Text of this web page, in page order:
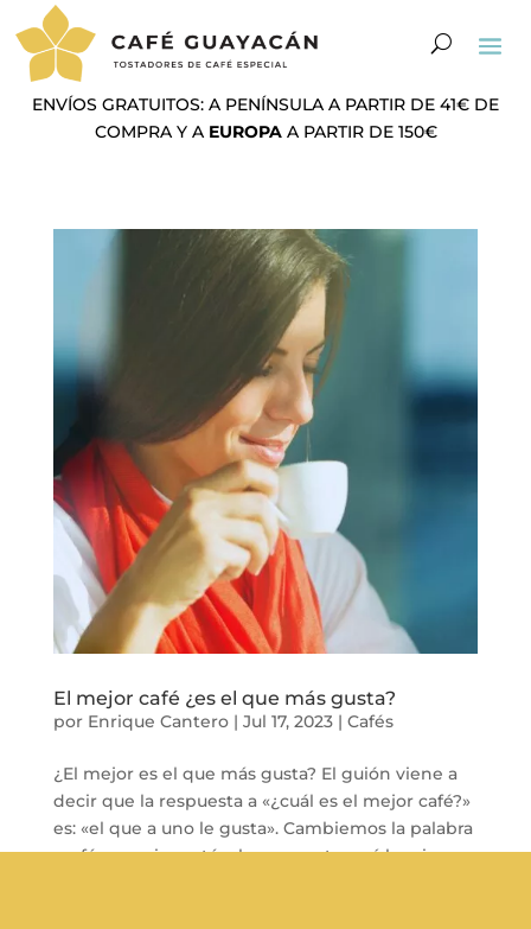
ENVÍOS GRATUITOS: A PENÍNSULA A PARTIR DE 41€ DE
COMPRA Y A EUROPAA PARTIR DE 150€
El mejor café ¿es el que más gusta?
por Enrique Cantero| Jul 17, 2023| Cafés
¿El mejor es el que más gusta? El guión viene a
decir que la respuesta a «¿cuál es el mejor café?»
es: «el que a uno le gusta». Cambiemos la palabra
«café» por vino o té y la respuesta será la misma.